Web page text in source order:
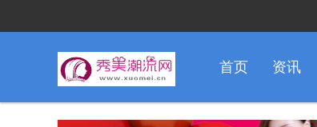
首页 资讯